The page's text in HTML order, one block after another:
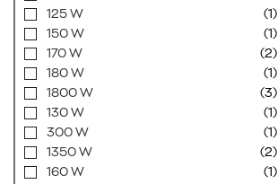
125 W
(1)
150 W
(1)
170 W
(2)
180 W
(1)
1800 W
(3)
130 W
(1)
300 W
(1)
1350 W
(2)
160 W
(1)